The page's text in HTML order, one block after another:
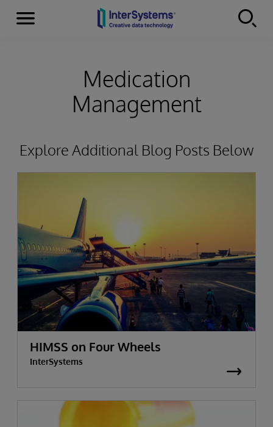
Skip to content
Menu
Medication
Management
Explore Additional Blog Posts Below
HIMSS on Four Wheels
InterSystems